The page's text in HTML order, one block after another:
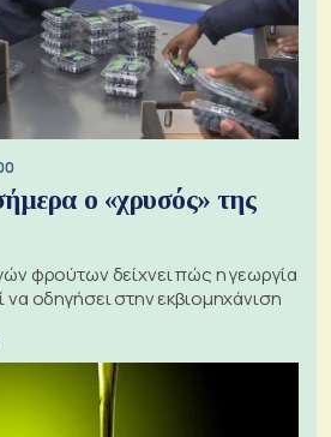
ο «χρυσός» της
φρούτων δείχνει πώς η γεωργία
οδηγήσει στην εκβιομηχάνιση